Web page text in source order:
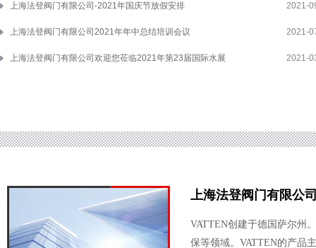
上海法登阀门有限公司-2021年国庆节放假安排 2021-
上海法登阀门有限公司2021年年中总结培训会议 2021-
上海法登阀门有限公司欢迎您莅临2021年第23届国际水展 2021-
上海法登阀门有限公
VATTEN创建于德国萨尔州
保等领域。VATTEN的产品